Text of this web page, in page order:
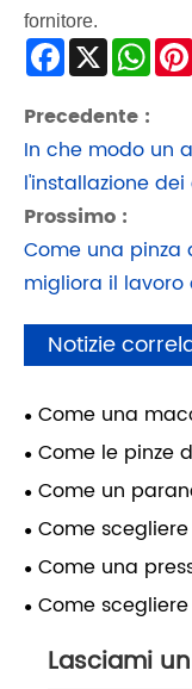
fornitore.
Facebook
X
Precedente :
In che modo un
l'installazione
Prossimo :
Come una
migliora il lavoro
Notizie
Come una
collettrici
elettrici
Come le pinze
cavi per carichi
Come un
la trazione dei
Come
bobine per
Come una
crimpatura dei
Come
Lasciami